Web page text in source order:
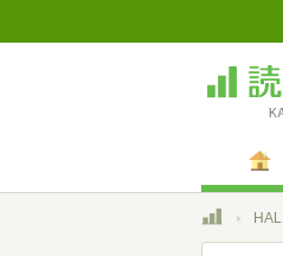
トップHAL